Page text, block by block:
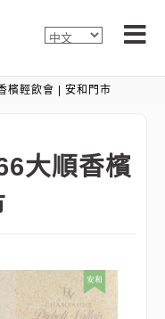
輕飲會 | 安和門市
大順香檳